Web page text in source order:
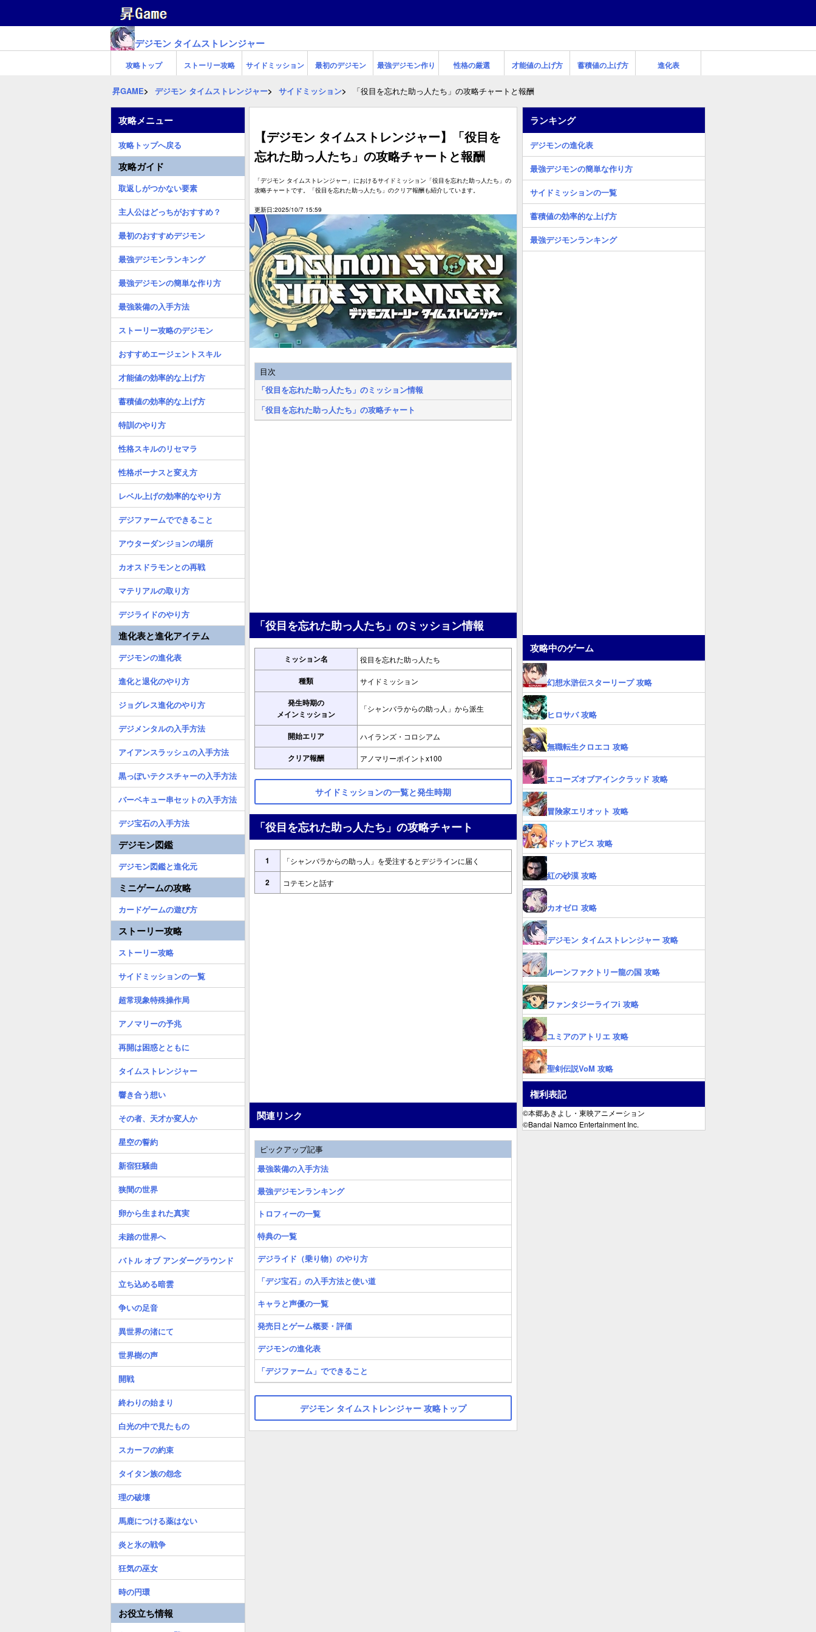
デジモン タイムストレンジャー
攻略トップ ストーリー攻略 サイドミッション 最初のデジモン 最強デジモン作り 性格の厳選 才能値の上げ方 蓄積値の上げ方 進化表
昇GAME デジモン タイムストレンジャー サイドミッション 「役目を忘れた助っ人たち」の攻略チャートと報酬
【デジモン タイムストレンジャー】「役目を
忘れた助っ人たち」の攻略チャートと報酬
「デジモン タイムストレンジャー」におけるサイドミッション「役目を忘れた助っ人たち」の
攻略チャートです。「役目を忘れた助っ人たち」のクリア報酬も紹介しています。
更新日:2025/10/7 15:59
目次
「役目を忘れた助っ人たち」のミッション情報
「役目を忘れた助っ人たち」の攻略チャート
「役目を忘れた助っ人たち」のミッション情報
ミッション名 役目を忘れた助っ人たち
種類 サイドミッション
発生時期の
メインミッション
「シャンバラからの助っ人」から派生
開始エリア ハイランズ・コロシアム
クリア報酬 アノマリーポイントx100
サイドミッションの一覧と発生時期
「役目を忘れた助っ人たち」の攻略チャート
1 「シャンバラからの助っ人」を受注するとデジラインに届く
2 コテモンと話す
関連リンク
ピックアップ記事
最強装備の入手方法
最強デジモンランキング
トロフィーの一覧
特典の一覧
デジライド（乗り物）のやり方
「デジ宝石」の入手方法と使い道
キャラと声優の一覧
発売日とゲーム概要・評価
デジモンの進化表
「デジファーム」でできること
デジモン タイムストレンジャー 攻略トップ
攻略メニュー
攻略トップへ戻る
攻略ガイド
取返しがつかない要素
主人公はどっちがおすすめ？
最初のおすすめデジモン
最強デジモンランキング
最強デジモンの簡単な作り方
最強装備の入手方法
ストーリー攻略のデジモン
おすすめエージェントスキル
才能値の効率的な上げ方
蓄積値の効率的な上げ方
特訓のやり方
性格スキルのリセマラ
性格ボーナスと変え方
レベル上げの効率的なやり方
デジファームでできること
アウターダンジョンの場所
カオスドラモンとの再戦
マテリアルの取り方
デジライドのやり方
進化表と進化アイテム
デジモンの進化表
進化と退化のやり方
ジョグレス進化のやり方
デジメンタルの入手方法
アイアンスラッシュの入手方法
黒っぽいテクスチャーの入手方法
バーベキュー串セットの入手方法
デジ宝石の入手方法
デジモン図鑑
デジモン図鑑と進化元
ミニゲームの攻略
カードゲームの遊び方
ストーリー攻略
ストーリー攻略
サイドミッションの一覧
超常現象特殊操作局
アノマリーの予兆
再開は困惑とともに
タイムストレンジャー
響き合う想い
その者、天才か変人か
星空の誓約
新宿狂騒曲
狭間の世界
卵から生まれた真実
未踏の世界へ
バトル オブ アンダーグラウンド
立ち込める暗雲
争いの足音
異世界の渚にて
世界樹の声
開戦
終わりの始まり
白光の中で見たもの
スカーフの約束
タイタン族の怨念
理の破壊
馬鹿につける薬はない
炎と氷の戦争
狂気の巫女
時の円環
お役立ち情報
ランキング
デジモンの進化表
最強デジモンの簡単な作り方
サイドミッションの一覧
蓄積値の効率的な上げ方
最強デジモンランキング
攻略中のゲーム
幻想水滸伝スターリープ 攻略
ヒロサバ 攻略
無職転生クロエコ 攻略
エコーズオブアインクラッド 攻略
冒険家エリオット 攻略
ドットアビス 攻略
紅の砂漠 攻略
カオゼロ 攻略
デジモン タイムストレンジャー 攻略
ルーンファクトリー龍の国 攻略
ファンタジーライフi 攻略
ユミアのアトリエ 攻略
聖剣伝説VoM 攻略
権利表記
©本郷あきよし・東映アニメーション
©Bandai Namco Entertainment Inc.